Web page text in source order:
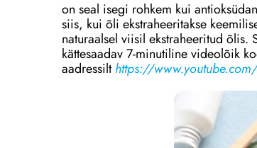
on seal isegi rohkem kui
siis, kui õli ekstraheeritakse
naturaalsel viisil ekstraheeritud õlis.
kättesaadav 7-minutiline videolõik
aadressilthttps://